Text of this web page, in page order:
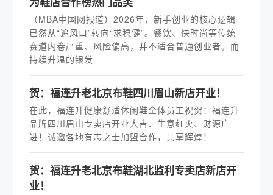
（MBA中国网报道）2026年，新手创业的核心逻辑
已然从“追风口”转向“求稳健”。餐饮、快时尚等传统
赛道内卷严重、风险偏高，并不适合普通创业者。而
持续升温的银发
贺：福连升老北京布鞋四川眉山新店开业！
在此，福连升健康舒适休闲鞋全体员工祝贺：福连升
品牌四川眉山专卖店开业大吉、生意红火、财源广
进！诚邀各地有志之士加盟合作，共享辉煌！
贺：福连升老北京布鞋湖北监利专卖店新店开
业！